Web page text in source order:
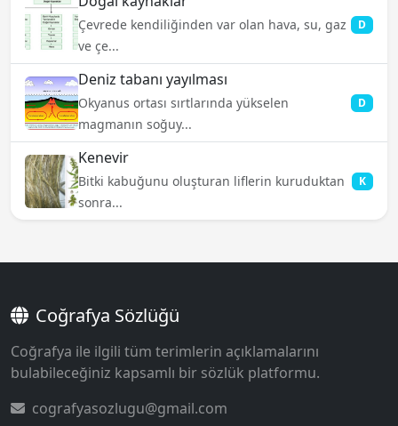
Çevrede kendiliğinden var olan hava, su, gaz
ve çe...
D
Deniz tabanı yayılması
Okyanus ortası sırtlarında yükselen
magmanın soğuy...
D
Kenevir
Bitki kabuğunu oluşturan liflerin kuruduktan
sonra...
K
Coğrafya Sözlüğü
Coğrafya ile ilgili tüm terimlerin açıklamalarını
bulabileceğiniz kapsamlı bir sözlük platformu.
cografyasozlugu@gmail.com